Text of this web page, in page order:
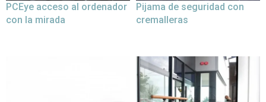
PCEye acceso al ordenador
con la mirada
Pijama de seguridad con
cremalleras